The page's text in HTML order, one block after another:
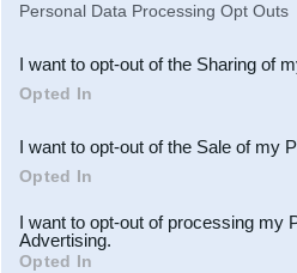
Downstream Participants
third parties.
Personal Data Processing Opt Outs
I want to opt-out of the Sharing of
Opted In
I want to opt-out of the Sale of my
Opted In
I want to opt-out of processing my
Advertising.
Opted In